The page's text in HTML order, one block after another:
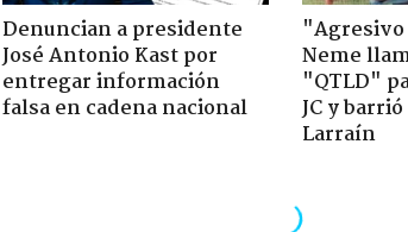
Denuncian a presidente
José Antonio Kast por
entregar información
falsa en cadena nacional
Neme
"QTLD"
JC y
Larraín